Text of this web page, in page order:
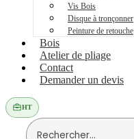
Vis Bois
Disque à tronçonner
Peinture de retouche
Bois
Atelier de pliage
Contact
Demander un devis
HT